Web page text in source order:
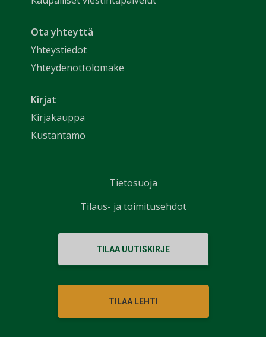
Ota yhteyttä
Yhteystiedot
Yhteydenottolomake
Kirjat
Kirjakauppa
Kustantamo
TILAA UUTISKIRJE
TILAA LEHTI
Tietosuoja
Tilaus- ja toimitusehdot